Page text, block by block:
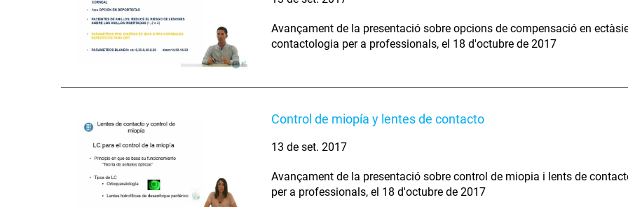
Avançament de la presentació sobre opcions de compensació en
contactologia per a professionals, el 18 d'octubre de 2017
Control de miopía y lentes de contacto
13 de set. 2017
Avançament de la presentació sobre control de miopia i lents de
per a professionals, el 18 d'octubre de 2017